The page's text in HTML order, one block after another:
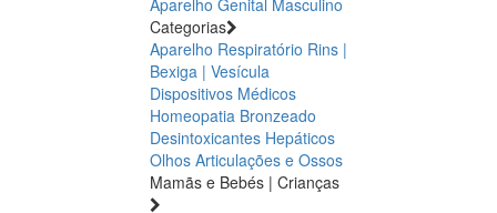
Categorias
Aparelho Respiratório Rins |
Bexiga | Vesícula
Dispositivos Médicos
Homeopatia Bronzeado
Desintoxicantes Hepáticos
Olhos Articulações e Ossos
Mamãs e Bebés | Crianças